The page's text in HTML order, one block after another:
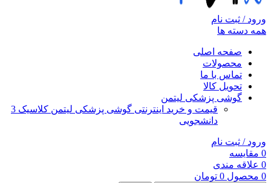
ورود / ثبت نام
همه دسته ها
صفحه اصلی
محصولات
تماس با ما
تحویل کالا
گوشی پزشکی لیتمن
قیمت و خرید اینترنتی گوشی پزشکی لیتمن کلاسیک 3
دانشجویی
ورود / ثبت نام
0 مقایسه
0 علاقه مندی
0 محصول 0 تومان